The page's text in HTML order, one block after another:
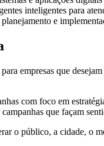
inteligentes para
e
empresas que
com foco em
que façam
o público, a cidade, o